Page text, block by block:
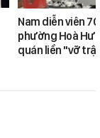
Nam diễn viên
phường Hoà
quán liền "vỡ